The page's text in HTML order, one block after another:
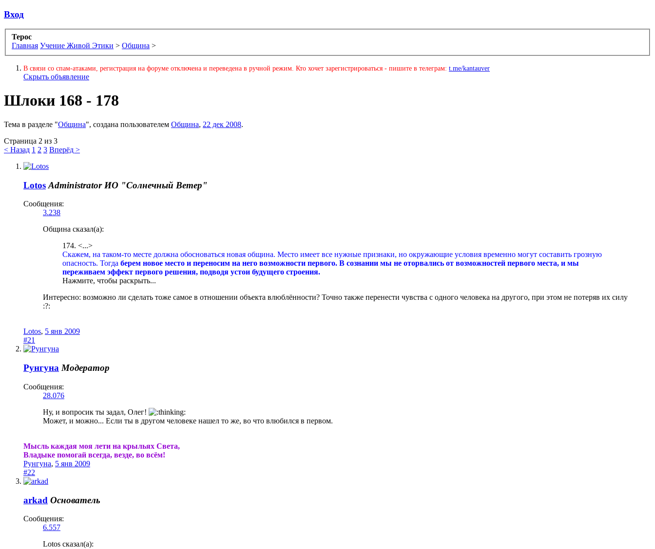
Вход
Терос
Главная Учение Живой Этики > Община >
В связи со спам-атаками, регистрация на форуме отключена и переведена в ручной режим. Кто хочет зарегистрироваться - пишите в телеграм: t.me/kantauver
Скрыть объявление
Шлоки 168 - 178
Тема в разделе "Община", создана пользователем Община, 22 дек 2008.
Страница 2 из 3
< Назад 1 2 3 Вперёд >
Lotos Administrator ИО "Солнечный Ветер"
Сообщения:
3.238
Община сказал(а):
174. <...>
Скажем, на таком-то месте должна обосноваться новая община. Место имеет все нужные признаки, но окружающие условия временно могут составить грозную
опасность. Тогда берем новое место и переносим на него возможности первого. В сознании мы не оторвались от возможностей первого места, и мы
переживаем эффект первого решения, подводя устои будущего строения.
Нажмите, чтобы раскрыть...
Интересно: возможно ли сделать тоже самое в отношении объекта влюблённости? Точно также перенести чувства с одного человека на другого, при этом не потеряв их силу
:?:
Lotos, 5 янв 2009
#21
Рунгуна Модератор
Сообщения:
28.076
Ну, и вопросик ты задал, Олег!
Может, и можно... Если ты в другом человеке нашел то же, во что влюбился в первом.
Мысль каждая моя лети на крыльях Света,
Владыке помогай всегда, везде, во всём!
Рунгуна, 5 янв 2009
#22
arkad Основатель
Сообщения:
6.557
Lotos сказал(а):